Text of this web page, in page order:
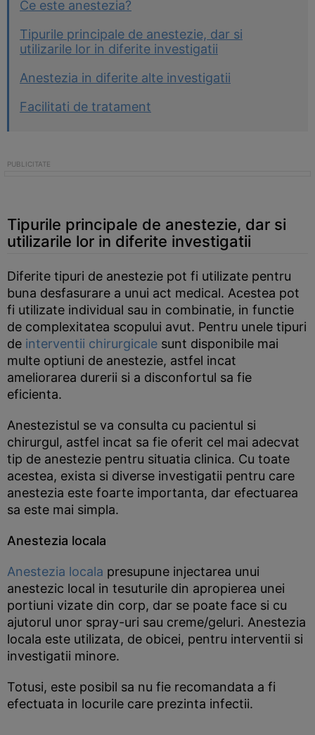
Ce este anestezia?
Tipurile principale de anestezie, dar si
utilizarile lor in diferite investigatii
Anestezia in diferite alte investigatii
Facilitati de tratament
Tipurile principale de anestezie, dar si
utilizarile lor in diferite investigatii
Diferite tipuri de anestezie pot fi utilizate pentru
buna desfasurare a unui act medical. Acestea pot
fi utilizate individual sau in combinatie, in functie
de complexitatea scopului avut. Pentru unele tipuri
de interventii chirurgicale sunt disponibile mai
multe optiuni de anestezie, astfel incat
ameliorarea durerii si a disconfortul sa fie
eficienta.
Anestezistul se va consulta cu pacientul si
chirurgul, astfel incat sa fie oferit cel mai adecvat
tip de anestezie pentru situatia clinica. Cu toate
acestea, exista si diverse investigatii pentru care
anestezia este foarte importanta, dar efectuarea
sa este mai simpla.
Anestezia locala
Anestezia locala presupune injectarea unui
anestezic local in tesuturile din apropierea unei
portiuni vizate din corp, dar se poate face si cu
ajutorul unor spray-uri sau creme/geluri. Anestezia
locala este utilizata, de obicei, pentru interventii si
investigatii minore.
Totusi, este posibil sa nu fie recomandata a fi
efectuata in locurile care prezinta infectii.